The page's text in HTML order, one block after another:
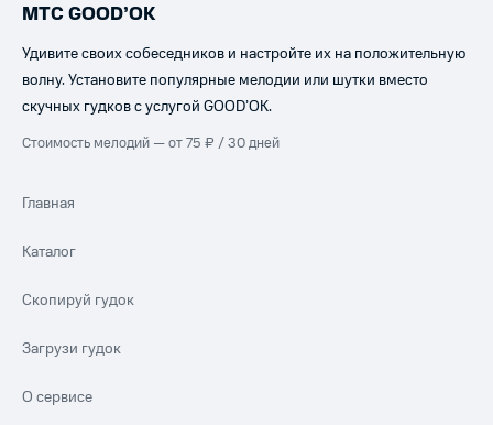
МТС GOOD’OK
Удивите своих собеседников и настройте их на положительную
волну. Установите популярные мелодии или шутки вместо
скучных гудков с услугой GOOD’OK.
Стоимость мелодий — от 75 ₽ / 30 дней
Главная
Каталог
Скопируй гудок
Загрузи гудок
О сервисе